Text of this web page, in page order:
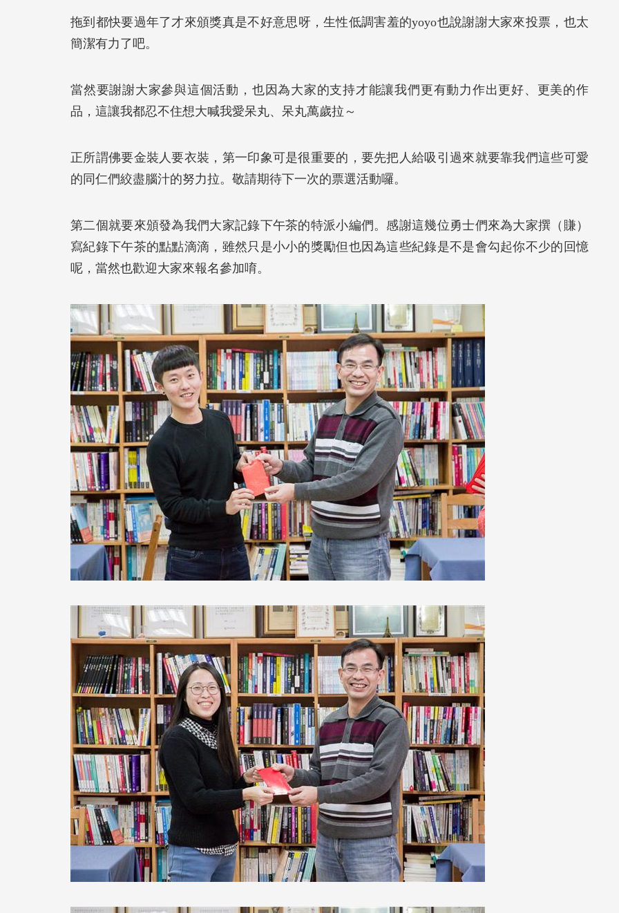
拖到都快要過年了才來頒獎真是不好意思呀，生性低調害羞的yoyo也說謝謝大家來投票，也太
簡潔有力了吧。
當然要謝謝大家參與這個活動，也因為大家的支持才能讓我們更有動力作出更好、更美的作
品，這讓我都忍不住想大喊我愛呆丸、呆丸萬歲拉～
正所謂佛要金裝人要衣裝，第一印象可是很重要的，要先把人給吸引過來就要靠我們這些可愛
的同仁們絞盡腦汁的努力拉。敬請期待下一次的票選活動囉。
第二個就要來頒發為我們大家記錄下午茶的特派小編們。感謝這幾位勇士們來為大家撰（賺）
寫紀錄下午茶的點點滴滴，雖然只是小小的獎勵但也因為這些紀錄是不是會勾起你不少的回憶
呢，當然也歡迎大家來報名參加唷。